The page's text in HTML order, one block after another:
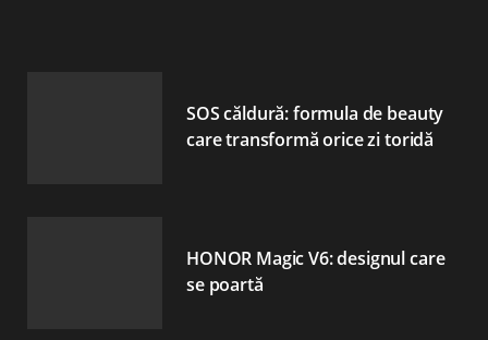
SOS căldură: formula de beauty
care transformă orice zi toridă
HONOR Magic V6: designul care
se poartă